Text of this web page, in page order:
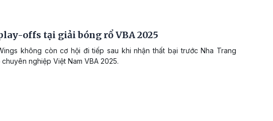
offs tại giải bóng rổ VBA 2025
không còn cơ hội đi tiếp sau khi nhận thất bại trước Nha Trang
nghiệp Việt Nam VBA 2025.